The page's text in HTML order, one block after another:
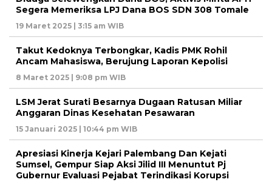
Segera Memeriksa LPJ Dana BOS SDN 308 Tomale
19 Maret 2025 | 3:15 am WIB
Takut Kedoknya Terbongkar, Kadis PMK Rohil
Ancam Mahasiswa, Berujung Laporan Kepolisi
8 Maret 2025 | 9:08 pm WIB
LSM Jerat Surati Besarnya Dugaan Ratusan Miliar
Anggaran Dinas Kesehatan Pesawaran
15 Januari 2025 | 10:44 pm WIB
Apresiasi Kinerja Kejari Palembang Dan Kejati
Sumsel, Gempur Siap Aksi Jilid III Menuntut Pj
Gubernur Evaluasi Pejabat Terindikasi Korupsi